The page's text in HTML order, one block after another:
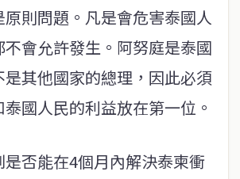
則問題。凡是會危害泰國人
不會允許發生。阿努庭是泰國
其他國家的總理，因此必須
國人民的利益放在第一位。
否能在4個月內解決泰柬衝